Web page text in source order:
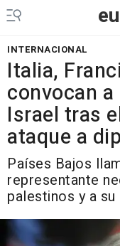
INTERNACIONAL
Italia,
convocan
Israel tras
ataque a
Países Bajos
representante
palestinos y a